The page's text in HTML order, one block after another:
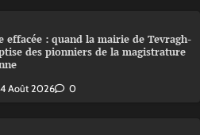
effacée : quand la mairie de Tevragh-
des pionniers de la magistrature
4 Août 2026 0